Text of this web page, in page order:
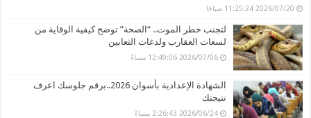
2026/07/20 11:25:24 صباحًا
لتجنب خطر الموت.. “الصحة” توضح كيفية الوقاية من
لسعات العقارب ولدغات الثعابين
2026/07/06 12:49:06 مساءً
الشهادة الإعدادية بأسوان 2026..برقم جلوسك اعرف
نتيجتك
2026/06/24 2:26:43 مساءً